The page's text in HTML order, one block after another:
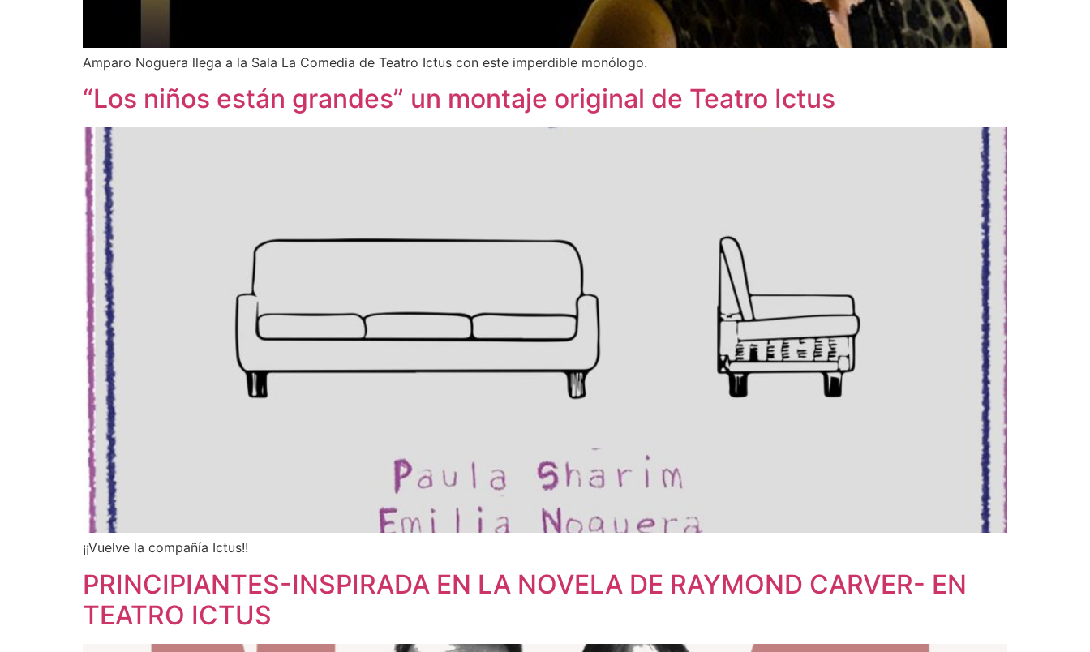
Amparo Noguera llega a la Sala La Comedia de Teatro Ictus con este imperdible monólogo.
“Los niños están grandes” un montaje original de Teatro Ictus
¡¡Vuelve la compañía Ictus!!
PRINCIPIANTES-INSPIRADA EN LA NOVELA DE RAYMOND CARVER- EN
TEATRO ICTUS